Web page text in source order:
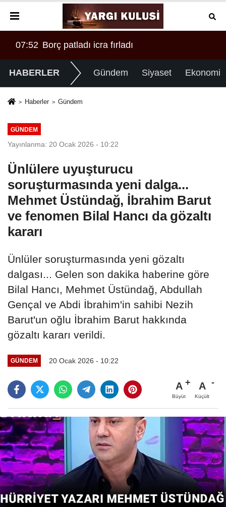
07:52 Borç patladı icra fırladı
HABERLER Gündem Siyaset Ekonomi
Haberler Gündem
GÜNDEM
Yayınlanma: 20 Ocak 2026 - 10:22
Ünlülere uyuşturucu
soruşturmasında yeni dalga...
Mehmet Üstündağ, İbrahim Barut
ve fenomen Bilal Hancı da gözaltı
kararı
Ünlüler soruşturmasında yeni gözaltı
dalgası... Gelen son dakika haberine göre
Bilal Hancı, Mehmet Üstündağ, Abdullah
Gençal ve Abdi İbrahim'in sahibi Nezih
Barut'un oğlu İbrahim Barut hakkında
gözaltı kararı verildi.
GÜNDEM 20 Ocak 2026 - 10:22
A
Büyüt
A
Küçült